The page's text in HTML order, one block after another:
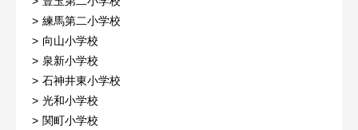
練馬第二小学校
向山小学校
泉新小学校
石神井東小学校
光和小学校
関町小学校